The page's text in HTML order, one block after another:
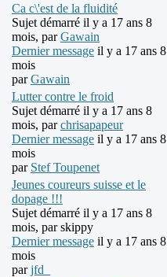
Ca c\'est de la fluidité
Sujet démarré il y a 17 ans 8
mois, parGawain
Dernier message il y a 17 ans 8
mois
parGawain
Lutter contre le froid
Sujet démarré il y a 17 ans 8
mois, parchrisapapeur
Dernier message il y a 17 ans 8
mois
par Stef Toupenet
Jeunes coureurs suisse et le
dopage !!!
Sujet démarré il y a 17 ans 8
mois, parskippy
Dernier message il y a 17 ans 8
mois
parjfd_